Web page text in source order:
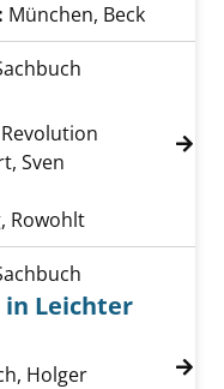
München, Beck
anzeigen
Sven
Rowohlt
Kapitalismus in
Leichter
Holger Suche nach